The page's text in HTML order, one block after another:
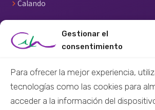
Gestionar el
consentimiento
Para ofrecer la mejor experiencia,
tecnologías como las cookies para
acceder a la información del
Calando
RECURSOS
Material didáctico
Material audiovisual